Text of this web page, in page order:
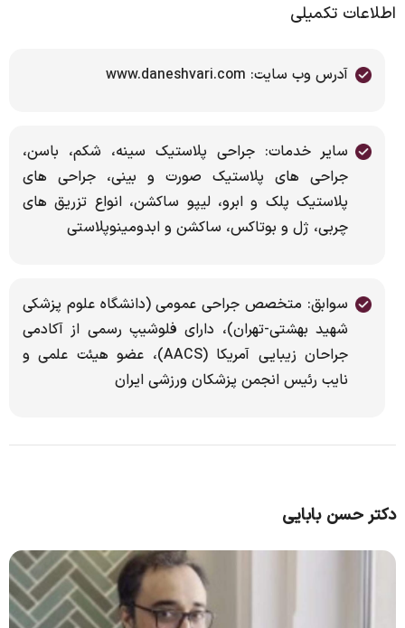
اطلاعات تکمیلی
آدرس وب سایت: www.daneshvari.com
سایر خدمات: جراحی پلاستیک سینه، شکم، باسن،
جراحی های پلاستیک صورت و بینی، جراحی های
پلاستیک پلک و ابرو، لیپو ساکشن، انواع تزریق های
چربی، ژل و بوتاکس، ساکشن و ابدومینوپلاستی
سوابق: متخصص جراحی عمومی (دانشگاه علوم پزشکی
شهید بهشتی-تهران)، دارای فلوشیپ رسمی از آکادمی
جراحان زیبایی آمریکا (AACS)، عضو هیئت علمی و
نایب رئیس انجمن پزشکان ورزشی ایران
دکتر حسن بابایی